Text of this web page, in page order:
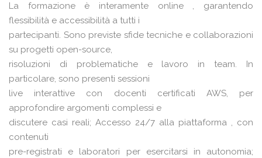
La formazione è interamente online , garantendo
flessibilità e accessibilità a tutti i
partecipanti. Sono previste sfide tecniche e collaborazioni
su progetti open-source,
risoluzioni di problematiche e lavoro in team. In
particolare, sono presenti sessioni
live interattive con docenti certificati AWS, per
approfondire argomenti complessi e
discutere casi reali; Accesso 24/7 alla piattaforma , con
contenuti
pre-registrati e laboratori per esercitarsi in autonomia;